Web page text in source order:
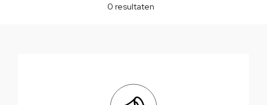
0 resultaten